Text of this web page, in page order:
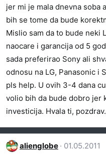
jer mi je mala dnevna soba
bih se tome da bude
Mislio sam da to bude neki
naocare i garancija od 5
sada preferirao Sony ali
odnosu na LG, Panasonic i
pls help. U ovih 3-4 dana
volio bih da bude dobro jer
investicija. Hvala ti, pozdrav.
alienglobe
01.05.2011